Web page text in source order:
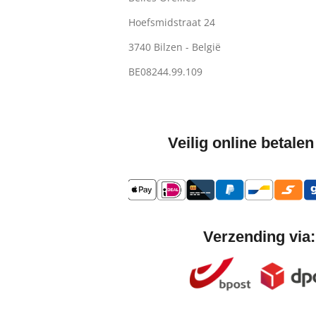
Hoefsmidstraat 24
3740 Bilzen - België
BE08244.99.109
Veilig online
Verzending via: